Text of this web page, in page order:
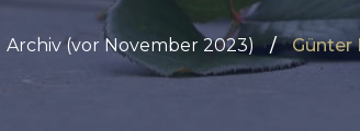
Archiv (vor November 2023) Günter